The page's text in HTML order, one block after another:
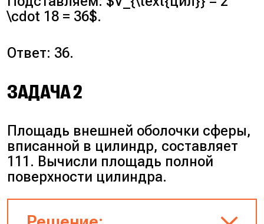
\cdot 18 = 36$.
Ответ: 36.
ЗАДАЧА 2
Площадь внешней оболочки сферы,
вписанной в цилиндр, составляет
111. Вычисли площадь полной
поверхности цилиндра.